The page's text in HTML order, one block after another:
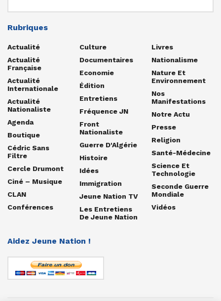
Rubriques
Actualité
Actualité
Française
Actualité
Internationale
Actualité
Nationaliste
Agenda
Boutique
Cédric Sans
Filtre
Cercle Drumont
Ciné – Musique
CLAN
Conférences
Culture
Documentaires
Economie
Édition
Entretiens
Fréquence JN
Front
Nationaliste
Guerre D'Algérie
Histoire
Idées
Immigration
Jeune Nation TV
Les Entretiens
De Jeune Nation
Livres
Nationalisme
Nature Et
Environnement
Nos
Manifestations
Notre Actu
Presse
Religion
Santé-Médecine
Science Et
Technologie
Seconde Guerre
Mondiale
Vidéos
Aidez Jeune Nation !